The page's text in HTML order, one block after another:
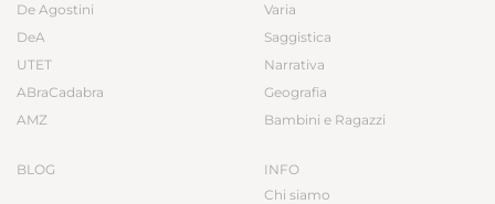
De Agostini
DeA
UTET
ABraCadabra
AMZ
BLOG
Varia
Saggistica
Narrativa
Geografia
Bambini e Ragazzi
INFO
Chi siamo